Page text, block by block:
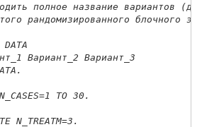
полное название вариантов
рандомизированного блочного
Вариант_2 Вариант_3
TO 30.
N_TREATM=3.